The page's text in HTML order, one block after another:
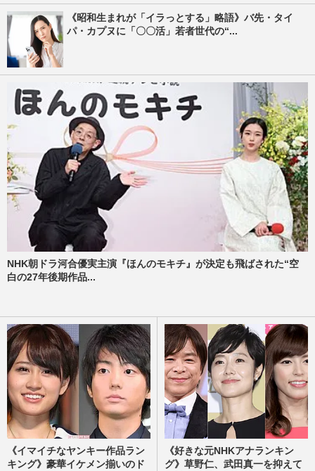
《昭和生まれが「イラっとする」略語》バ先・タイ
パ・カプヌに「〇〇活」若者世代の“...
NHK朝ドラ河合優実主演『ほんのモキチ』が決定も飛ばされた“空
白の27年後期作品...
《イマイチなヤンキー作品ラン
キング》豪華イケメン揃いのド
《好きな元NHKアナランキン
グ》草野仁、武田真一を抑えて